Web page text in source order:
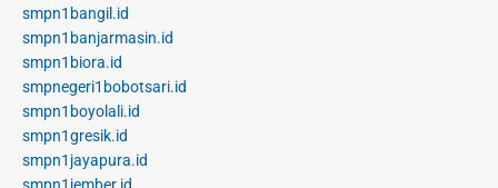
smpn1bangil.id
smpn1banjarmasin.id
smpn1biora.id
smpnegeri1bobotsari.id
smpn1boyolali.id
smpn1gresik.id
smpn1jayapura.id